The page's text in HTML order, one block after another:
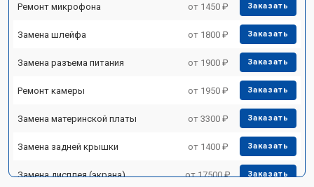
Ремонт микрофона от 1450 ₽ Заказать
Замена шлейфа от 1800 ₽ Заказать
Замена разъема питания от 1900 ₽ Заказать
Ремонт камеры от 1950 ₽ Заказать
Замена материнской платы от 3300 ₽ Заказать
Замена задней крышки от 1400 ₽ Заказать
Замена дисплея (экрана) от 17500 ₽ Заказать